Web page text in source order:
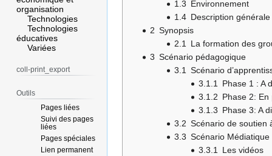
1.3 Environnement
1.4 Description générale
2 Synopsis
2.1 La formation des
3 Scénario pédagogique
3.1 Scénario
3.1.1 Phase 1 : A
3.1.2 Phase 2: En
3.1.3 Phase 3: A
3.2 Scénario de soutien
3.3 Scénario Médiatique
3.3.1 Les vidéos
organisation
Technologies
Technologies
éducatives
Variées
coll-print_export
Outils
Pages liées
Suivi des pages
liées
Pages spéciales
Lien permanent